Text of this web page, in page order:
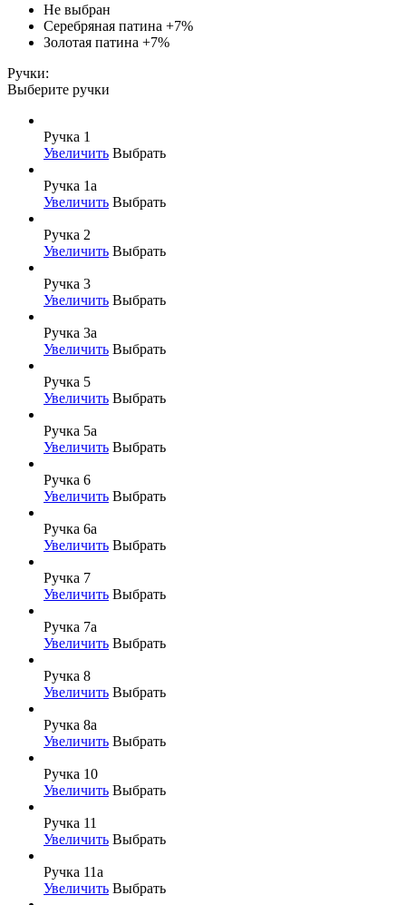
Не выбран
Серебряная патина +7%
Золотая патина +7%
Ручки:
Выберите ручки
Ручка 1
Увеличить Выбрать
Ручка 1а
Увеличить Выбрать
Ручка 2
Увеличить Выбрать
Ручка 3
Увеличить Выбрать
Ручка 3а
Увеличить Выбрать
Ручка 5
Увеличить Выбрать
Ручка 5а
Увеличить Выбрать
Ручка 6
Увеличить Выбрать
Ручка 6а
Увеличить Выбрать
Ручка 7
Увеличить Выбрать
Ручка 7а
Увеличить Выбрать
Ручка 8
Увеличить Выбрать
Ручка 8а
Увеличить Выбрать
Ручка 10
Увеличить Выбрать
Ручка 11
Увеличить Выбрать
Ручка 11а
Увеличить Выбрать